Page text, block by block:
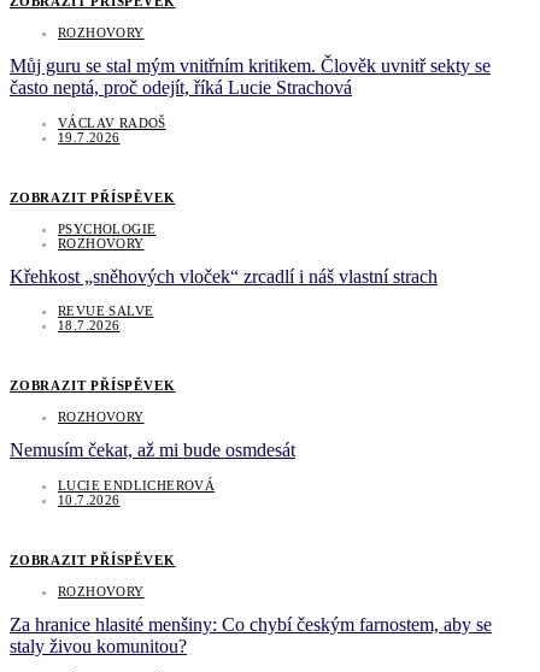
ROZHOVORY
Můj guru se stal mým vnitřním kritikem. Člověk uvnitř sekty se
často neptá, proč odejít, říká Lucie Strachová
VÁCLAV RADOŠ
19.7.2026
ZOBRAZIT PŘÍSPĚVEK
PSYCHOLOGIE
ROZHOVORY
Křehkost „sněhových vloček“ zrcadlí i náš vlastní strach
REVUE SALVE
18.7.2026
ZOBRAZIT PŘÍSPĚVEK
ROZHOVORY
Nemusím čekat, až mi bude osmdesát
LUCIE ENDLICHEROVÁ
10.7.2026
ZOBRAZIT PŘÍSPĚVEK
ROZHOVORY
Za hranice hlasité menšiny: Co chybí českým farnostem, aby se
staly živou komunitou?